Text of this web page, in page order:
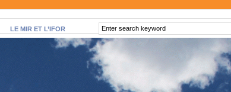
LE MIR ET L’IFOR